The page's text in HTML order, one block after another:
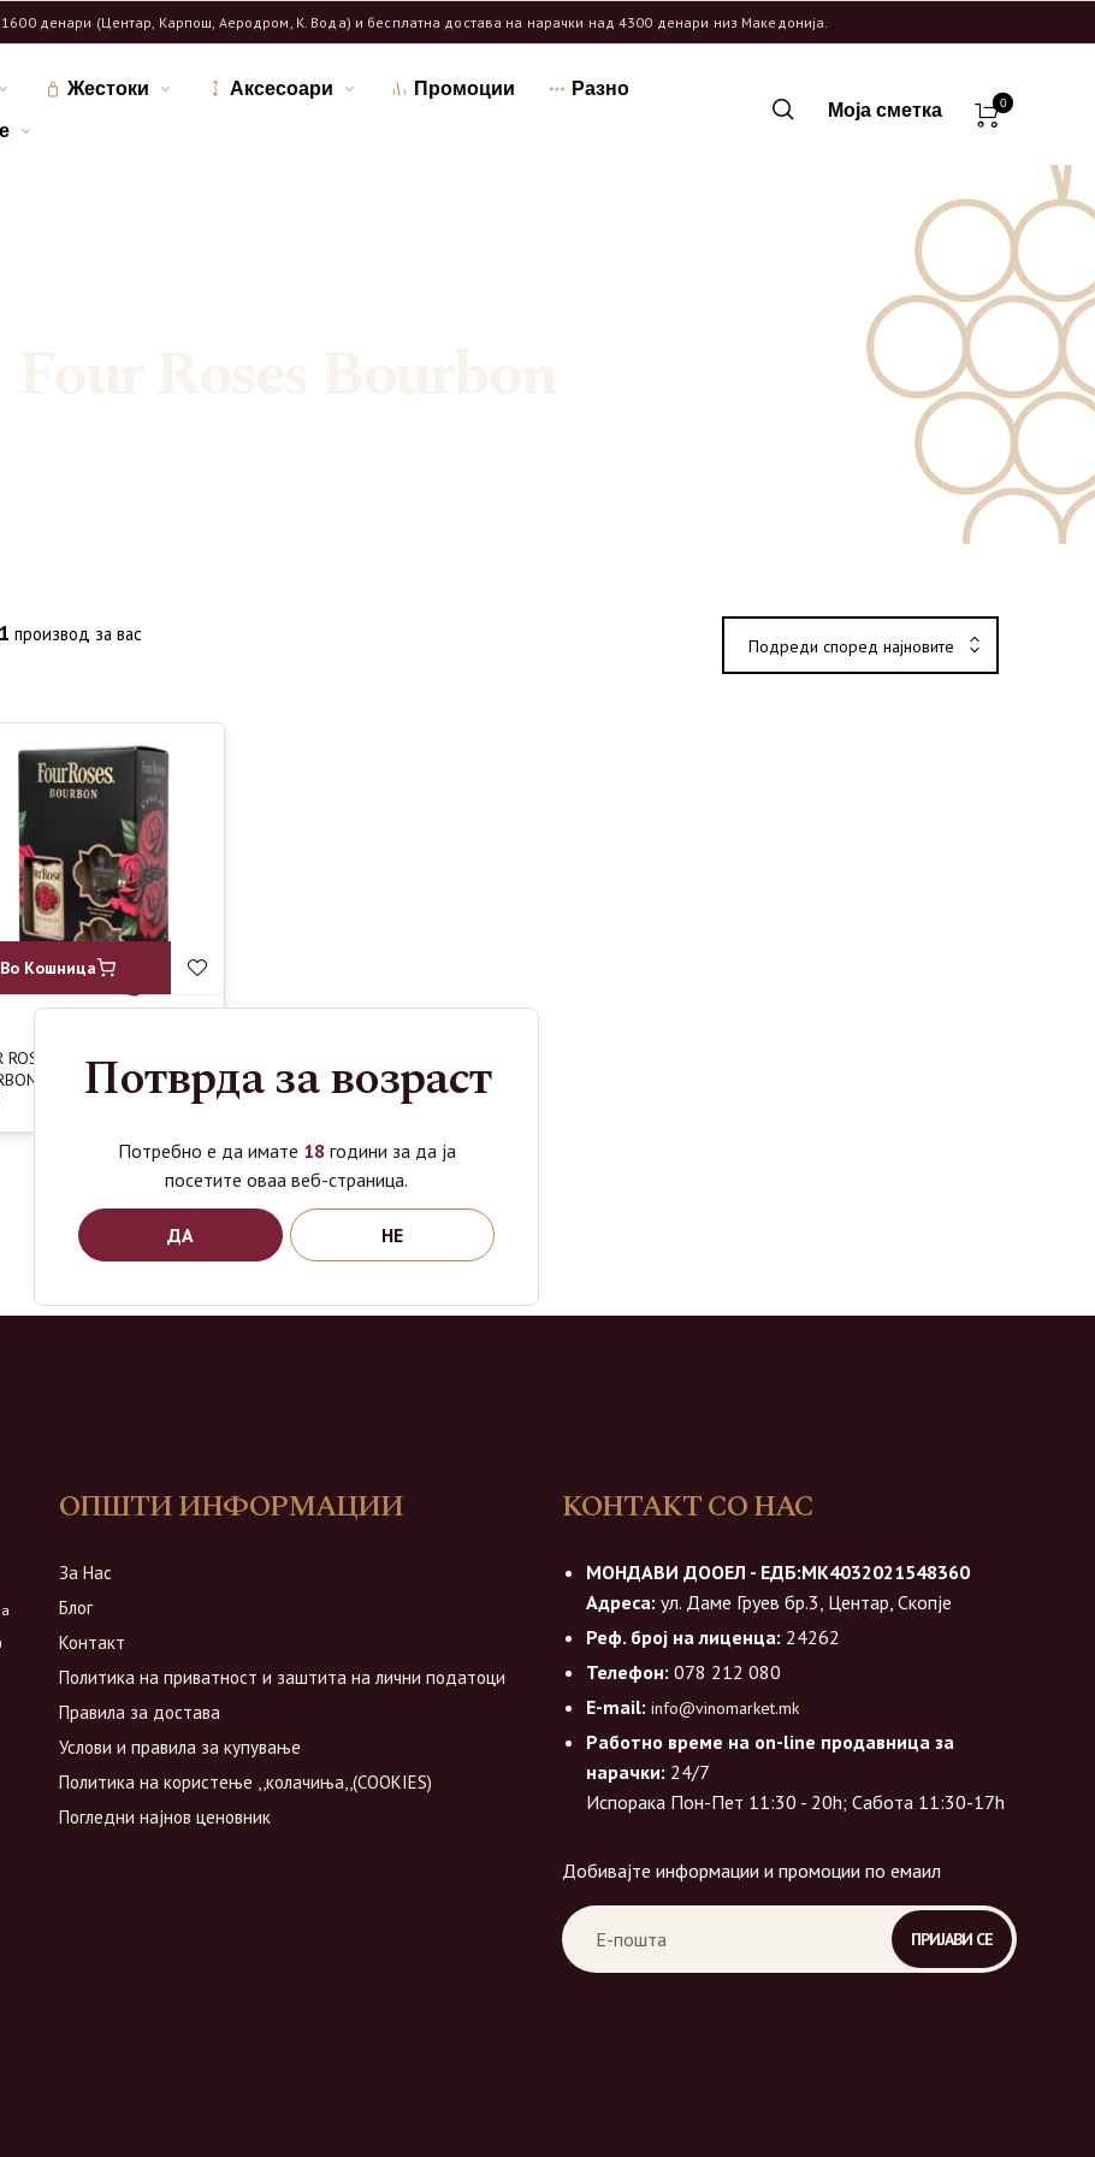
денари (Центар, Карпош, Аеродром, К. Вода) и бесплатна достава на нарачки над 4300 денари низ Македонија.
Жестоки Аксесоари Промоции Разно
Моја сметка 0
1 производ за вас
Подреди според најновите
Во Кошница
GLASS
1590
ОПШТИ ИНФОРМАЦИИ
За Нас
Блог
Контакт
Политика на приватност и заштита на лични податоци
Правила за достава
Услови и правила за купување
Политика на користење ,,колачиња,,(COOKIES)
Погледни најнов ценовник
КОНТАКТ СО НАС
МОНДАВИ ДООЕЛ - ЕДБ:МК4032021548360
Адреса: ул. Даме Груев бр.3, Центар, Скопје
Реф. број на лиценца: 24262
Телефон: 078 212 080
E-mail: info@vinomarket.mk
Работно време на on-line продавница за
нарачки: 24/7
Испорака Пон-Пет 11:30 - 20h; Сабота 11:30-17h
Добивајте информации и промоции по емаил
Потврда за возраст
Потребно е да имате 18 години за да ја
посетите оваа веб-страница.
ДА НЕ